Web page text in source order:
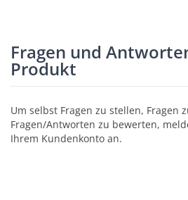
Fragen und
Produkt
Um selbst Fragen zu stellen, Fragen
Fragen/Antworten zu bewerten,
Ihrem Kundenkonto an.